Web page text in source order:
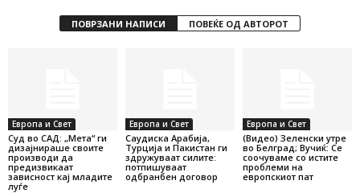
ПОВРЗАНИ НАПИСИ ПОВЕЌЕ ОД АВТОРОТ
Европа и Свет
Суд во САД: „Мета“ ги
дизајнираше своите
производи да
предизвикаат
зависност кај младите
луѓе
Европа и Свет
Саудиска Арабија,
Турција и Пакистан ги
здружуваат силите:
потпишуваат
одбранбен договор
Европа и Свет
(Видео) Зеленски утре
во Белград; Вучиќ: Се
соочуваме со истите
проблеми на
европскиот пат